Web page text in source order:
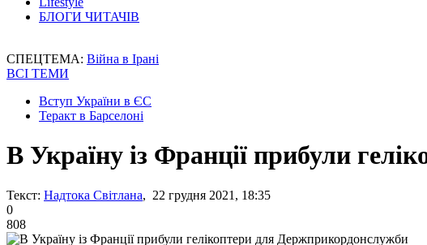
БЛОГИ ЧИТАЧІВ
СПЕЦТЕМА: Війна в Ірані
ВСІ ТЕМИ
Вступ України в ЄС
Теракт в Барселоні
В Україну із Франції прибули
Текст: Надтока Світлана, 22 грудня 2021, 18:35
0
808